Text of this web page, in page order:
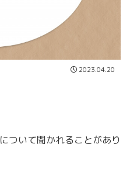
2023.04.20
について聞かれることがあり